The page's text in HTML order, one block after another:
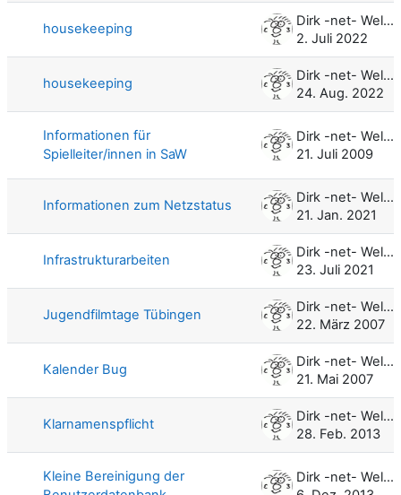
housekeeping
Dirk -net- Weller
2. Juli 2022
housekeeping
Dirk -net- Weller
24. Aug. 2022
Informationen für
Spielleiter/innen in SaW
Dirk -net- Weller
21. Juli 2009
Informationen zum Netzstatus
Dirk -net- Weller
21. Jan. 2021
Infrastrukturarbeiten
Dirk -net- Weller
23. Juli 2021
Jugendfilmtage Tübingen
Dirk -net- Weller
22. März 2007
Kalender Bug
Dirk -net- Weller
21. Mai 2007
Klarnamenspflicht
Dirk -net- Weller
28. Feb. 2013
Kleine Bereinigung der
Dirk -net- Weller